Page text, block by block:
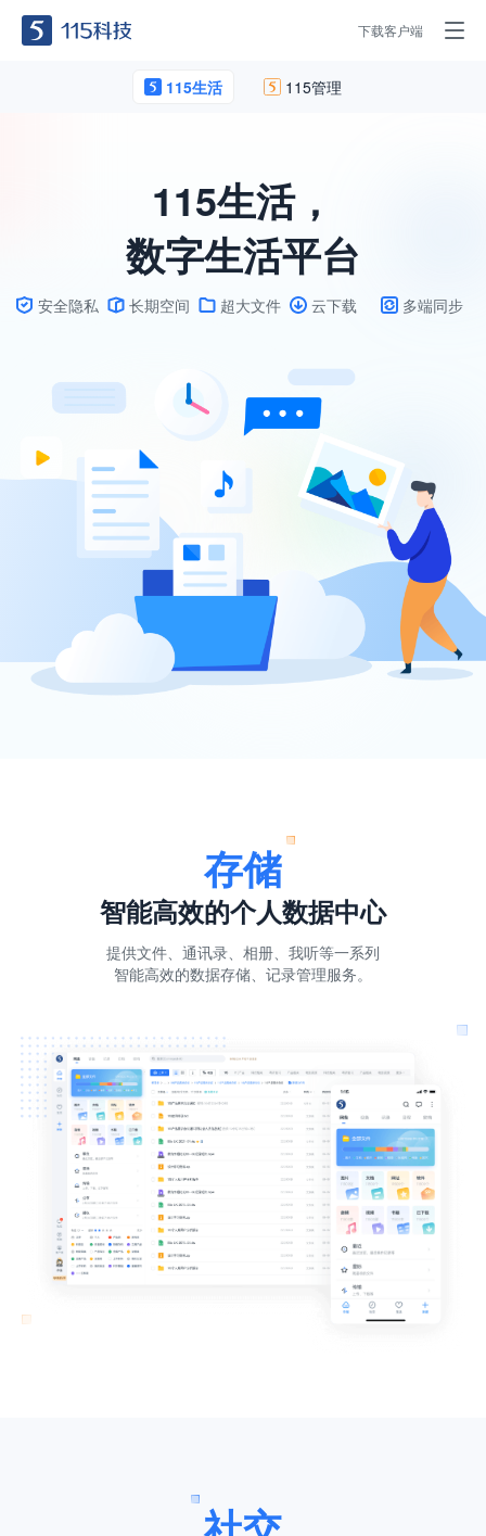
下载客户端
115生活 115管理
115生活，
数字生活平台
安全隐私 长期空间 超大文件 云下载 多端同步
存储
智能高效的个人数据中心
提供文件、通讯录、相册、我听等一系列
智能高效的数据存储、记录管理服务。